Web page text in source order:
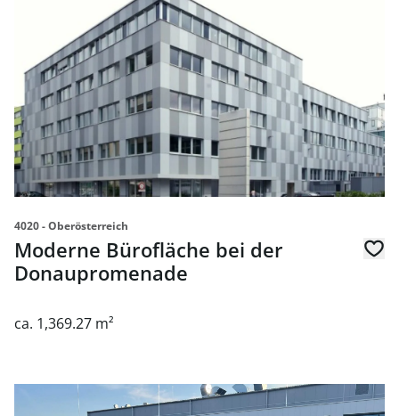
4020 - Oberösterreich
Moderne Bürofläche bei der
Donaupromenade
ca. 1,369.27 m²
link to page Unique - First occupancy offices and